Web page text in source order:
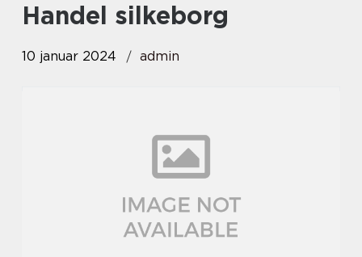
handel silkeborg
10 januar 2024 admin